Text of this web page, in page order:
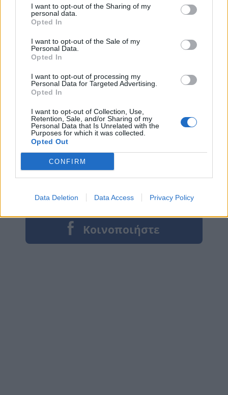
I want to opt-out of the Sharing of my
personal data.
Opted In
I want to opt-out of the Sale of my
Personal Data.
Opted In
I want to opt-out of processing my
Personal Data for Targeted Advertising.
Opted In
I want to opt-out of Collection, Use,
Retention, Sale, and/or Sharing of my
Personal Data that Is Unrelated with the
Purposes for which it was collected.
Opted Out
CONFIRM
Data Deletion Data Access Privacy Policy